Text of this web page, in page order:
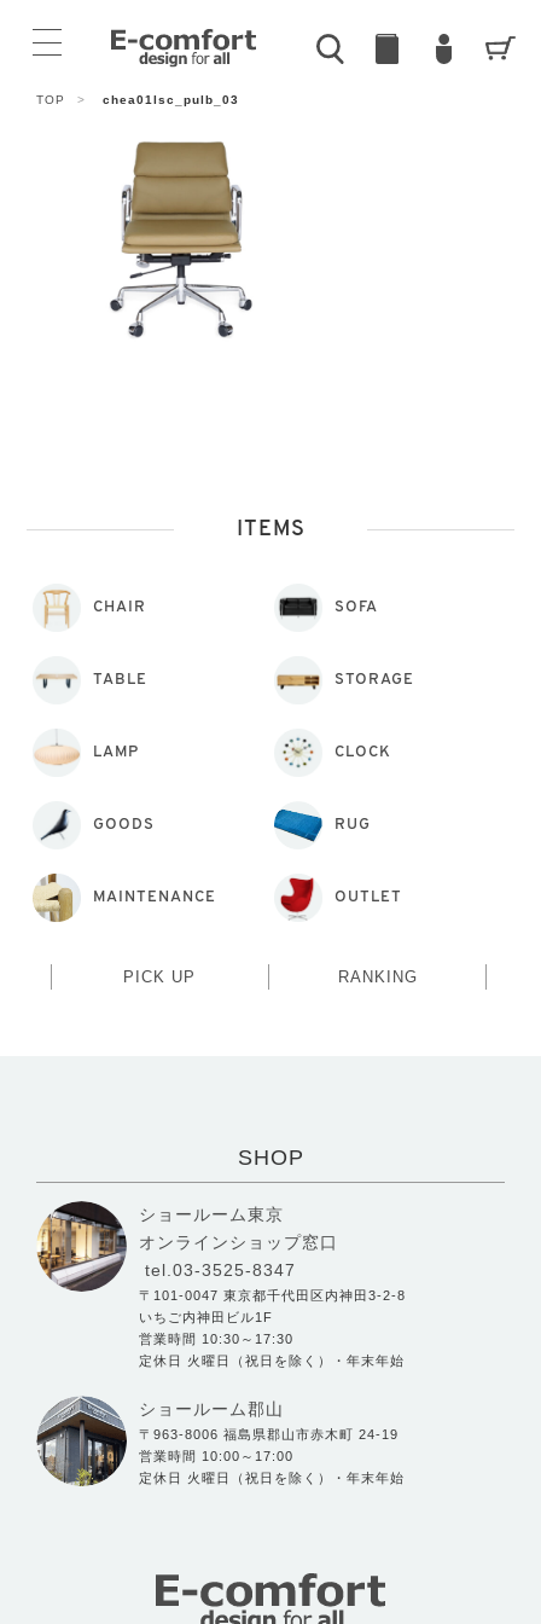
TOP > chea01lsc_pulb_03
ITEMS
CHAIR SOFA
TABLE STORAGE
LAMP CLOCK
GOODS RUG
MAINTENANCE OUTLET
PICK UP RANKING
SHOP
ショールーム東京
オンラインショップ窓口
tel.03-3525-8347
〒101-0047 東京都千代田区内神田3-2-8
いちご内神田ビル1F
営業時間 10:30～17:30
定休日 火曜日（祝日を除く）・年末年始
ショールーム郡山
〒963-8006 福島県郡山市赤木町 24-19
営業時間 10:00～17:00
定休日 火曜日（祝日を除く）・年末年始